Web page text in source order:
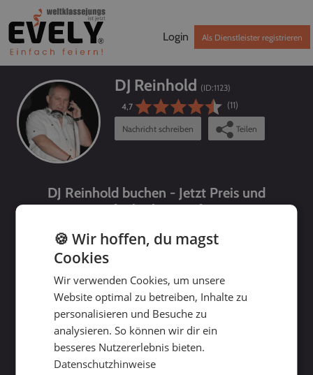
Login Als Dienstleister registrieren
DJ Reinhold (ID:1123)
4,7
(11)
Nachricht schreiben Teilen
DJ Reinhold buchen - Jetzt Preis und
Verfügbarkeit prüfen!
bis
🍪 Wir hoffen, du magst
Cookies
Wir verwenden Cookies, um unsere
Website optimal zu betreiben, Inhalte zu
personalisieren und Besuche zu
analysieren. So können wir dir ein
besseres Nutzererlebnis bieten.
Datenschutzhinweise